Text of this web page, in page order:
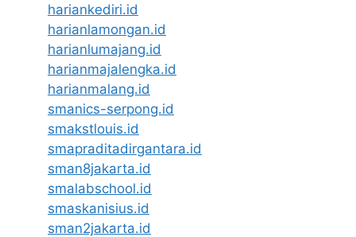
hariankediri.id
harianlamongan.id
harianlumajang.id
harianmajalengka.id
harianmalang.id
smanics-serpong.id
smakstlouis.id
smapraditadirgantara.id
sman8jakarta.id
smalabschool.id
smaskanisius.id
sman2jakarta.id